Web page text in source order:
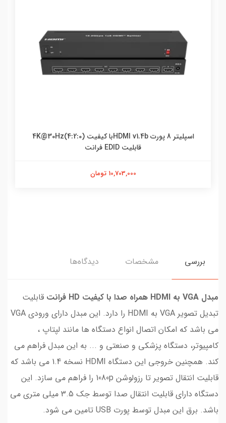
اسپلیتر 8 پورت HDMI v1.4bبا کیفیت 4K@30Hz(4:2:0)
قابلیت EDID فرانت
10,703,000 تومان
بررسی مشخصات دیدگاه‌ها
مبدل VGA به HDMI همراه صدا با کيفيت HD فرانت
قابلیت
تبدیل تصویر VGA به HDMI را دارد. این مبدل دارای ورودی VGA
می باشد که امکان اتصال انواع دستگاه ها مانند لپتاپ ،
کامپیوتر، دستگاه پزشکی و صنعتی و ... به این مبدل فراهم می
کند. همچنین خروجی این دستگاه HDMI نسخه 1.4 می باشد که
قابلیت انتقال تصویر تا رزولوشن 1080p را فراهم می سازد. این
دستگاه دارای قابلیت انتقال صدا توسط جک 3.5 میلی متری می
باشد. برق این مبدل توسط پورت USB تامین می شود.